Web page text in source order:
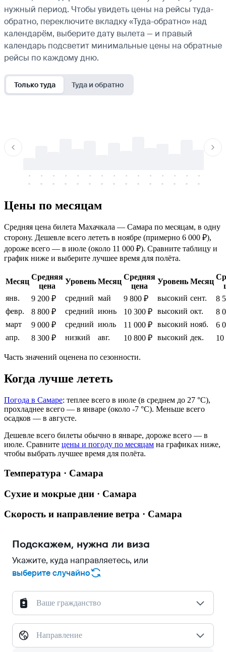
нужный период. Чтобы увидеть цены на рейсы туда-
обратно, переключите вкладку «Туда-обратно» над
календарём, выберите дату вылета — и правый
календарь подсветит минимальные цены на обратные
рейсы по каждому дню.
Только туда Туда и обратно
-
-
-
-
-
-
-
-
-
-
-
-
-
-
-
-
-
-
-
-
-
-
-
-
-
-
-
-
-
-
Цены по месяцам
Средняя цена билета Махачкала — Самара по месяцам, в одну
сторону. Дешевле всего лететь в ноябре (примерно 6 000 ₽),
дороже всего — в июле (около 11 000 ₽). Сравните таблицу и
график ниже и выберите лучшее время для полёта.
Месяц
Средняя
цена
Уровень Месяц
Средняя
цена
Уровень Месяц
янв.
9 200 ₽ средний май 9 800 ₽ высокий сент.
8
февр.
8 800 ₽ средний июнь 10 300 ₽ высокий окт.
8
март
9 000 ₽ средний июль 11 000 ₽ высокий нояб.
6
апр.
8 300 ₽ низкий авг. 10 800 ₽ высокий дек. 10
Часть значений оценена по сезонности.
Когда лучше лететь
Погода в Самаре: теплее всего в июле (в среднем до 27 °C),
прохладнее всего — в январе (около -7 °C). Меньше всего
осадков — в августе.
Дешевле всего билеты обычно в январе, дороже всего — в
июле. Сравните цены и погоду по месяцам на графиках ниже,
чтобы выбрать лучшее время для полёта.
Температура · Самара
Сухие и мокрые дни · Самара
Скорость и направление ветра · Самара
Подскажем, нужна ли виза
Укажите, куда направляетесь, или
выберите случайно
Ваше гражданство
Направление